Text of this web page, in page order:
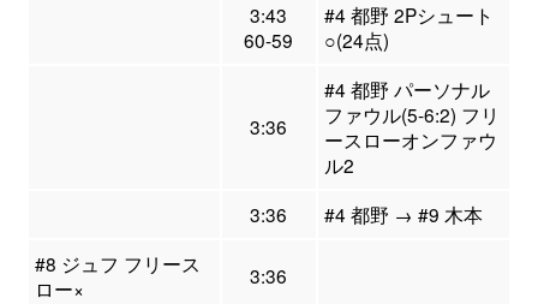
3:43
60-59
#4 都野 2Pシュート
○(24点)
3:36
#4 都野 パーソナル
ファウル(5-6:2) フリ
ースローオンファウ
ル2
3:36
#4 都野 → #9 木本
#8 ジュフ フリース
ロー×
3:36